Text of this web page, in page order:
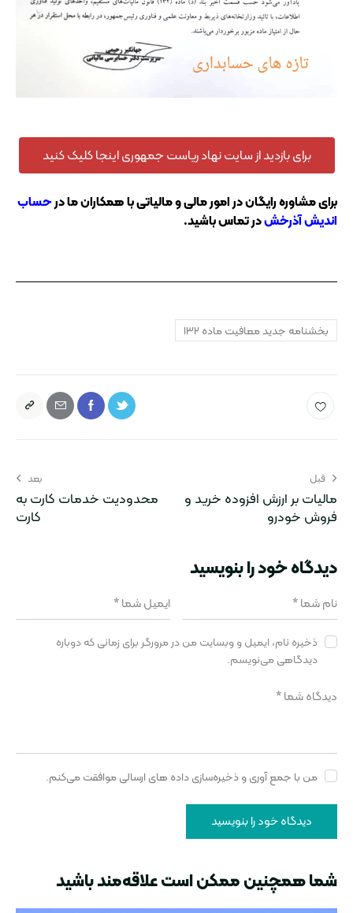
برای بازدید از سایت نهاد ریاست جمهوری اینجا کلیک کنید
برای مشاوره رایگان در امور مالی و مالیاتی با همکاران ما درحساب
اندیش آذرخشدر تماس باشید.
بخشنامه جدید معافیت ماده ١٣٢
قبل
مالیات بر ارزش افزوده خرید و
فروش خودرو
بعد
محدودیت خدمات کارت به
کارت
دیدگاه‌ خود را بنویسید
ذخیره نام، ایمیل و وبسایت من در مرورگر برای زمانی که دوباره
دیدگاهی می‌نویسم.
من با جمع آوری و ذخیره‌سازی داده های ارسالی موافقت می‌کنم.
شما همچنین ممکن است علاقه‌مند باشید